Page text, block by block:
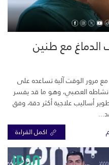
مع طنين
مرور الوقت آلية تساعده على
نشاطه العصبي، وهو ما قد يفسر
أساليب علاجية أكثر دقة، وفق
اكمل القراءة